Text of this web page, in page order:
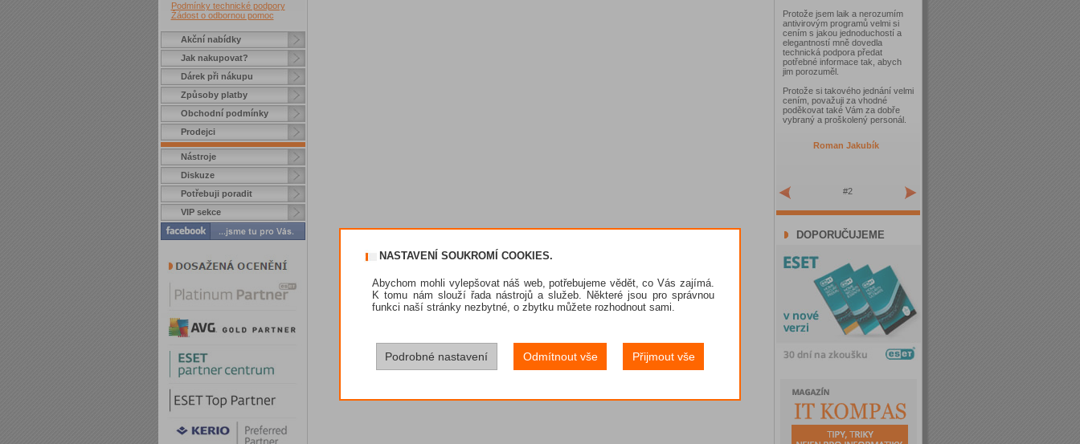
Podmínky technické podpory
Žádost o odbornou pomoc
Akční nabídky
Jak nakupovat?
Dárek při nákupu
Způsoby platby
Obchodní podmínky
Prodejci
Nástroje
Diskuze
Potřebuji poradit
VIP sekce
Protože jsem laik a nerozumím
antivirovým programů velmi si
cením s jakou jednoduchostí a
elegantností mně dovedla
technická podpora předat
potřebné informace tak, abych
jim porozuměl.
Protože si takového jednání velmi
cením, považuji za vhodné
poděkovat také Vám za dobře
vybraný a proškolený personál.
Roman Jakubík
#2
DOPORUČUJEME
NASTAVENÍ SOUKROMÍ COOKIES.
Abychom mohli vylepšovat náš web, potřebujeme vědět, co Vás zajímá.
K tomu nám slouží řada nástrojů a služeb. Některé jsou pro správnou
funkci naší stránky nezbytné, o zbytku můžete rozhodnout sami.
Podrobné nastavení Odmítnout vše Přijmout vše